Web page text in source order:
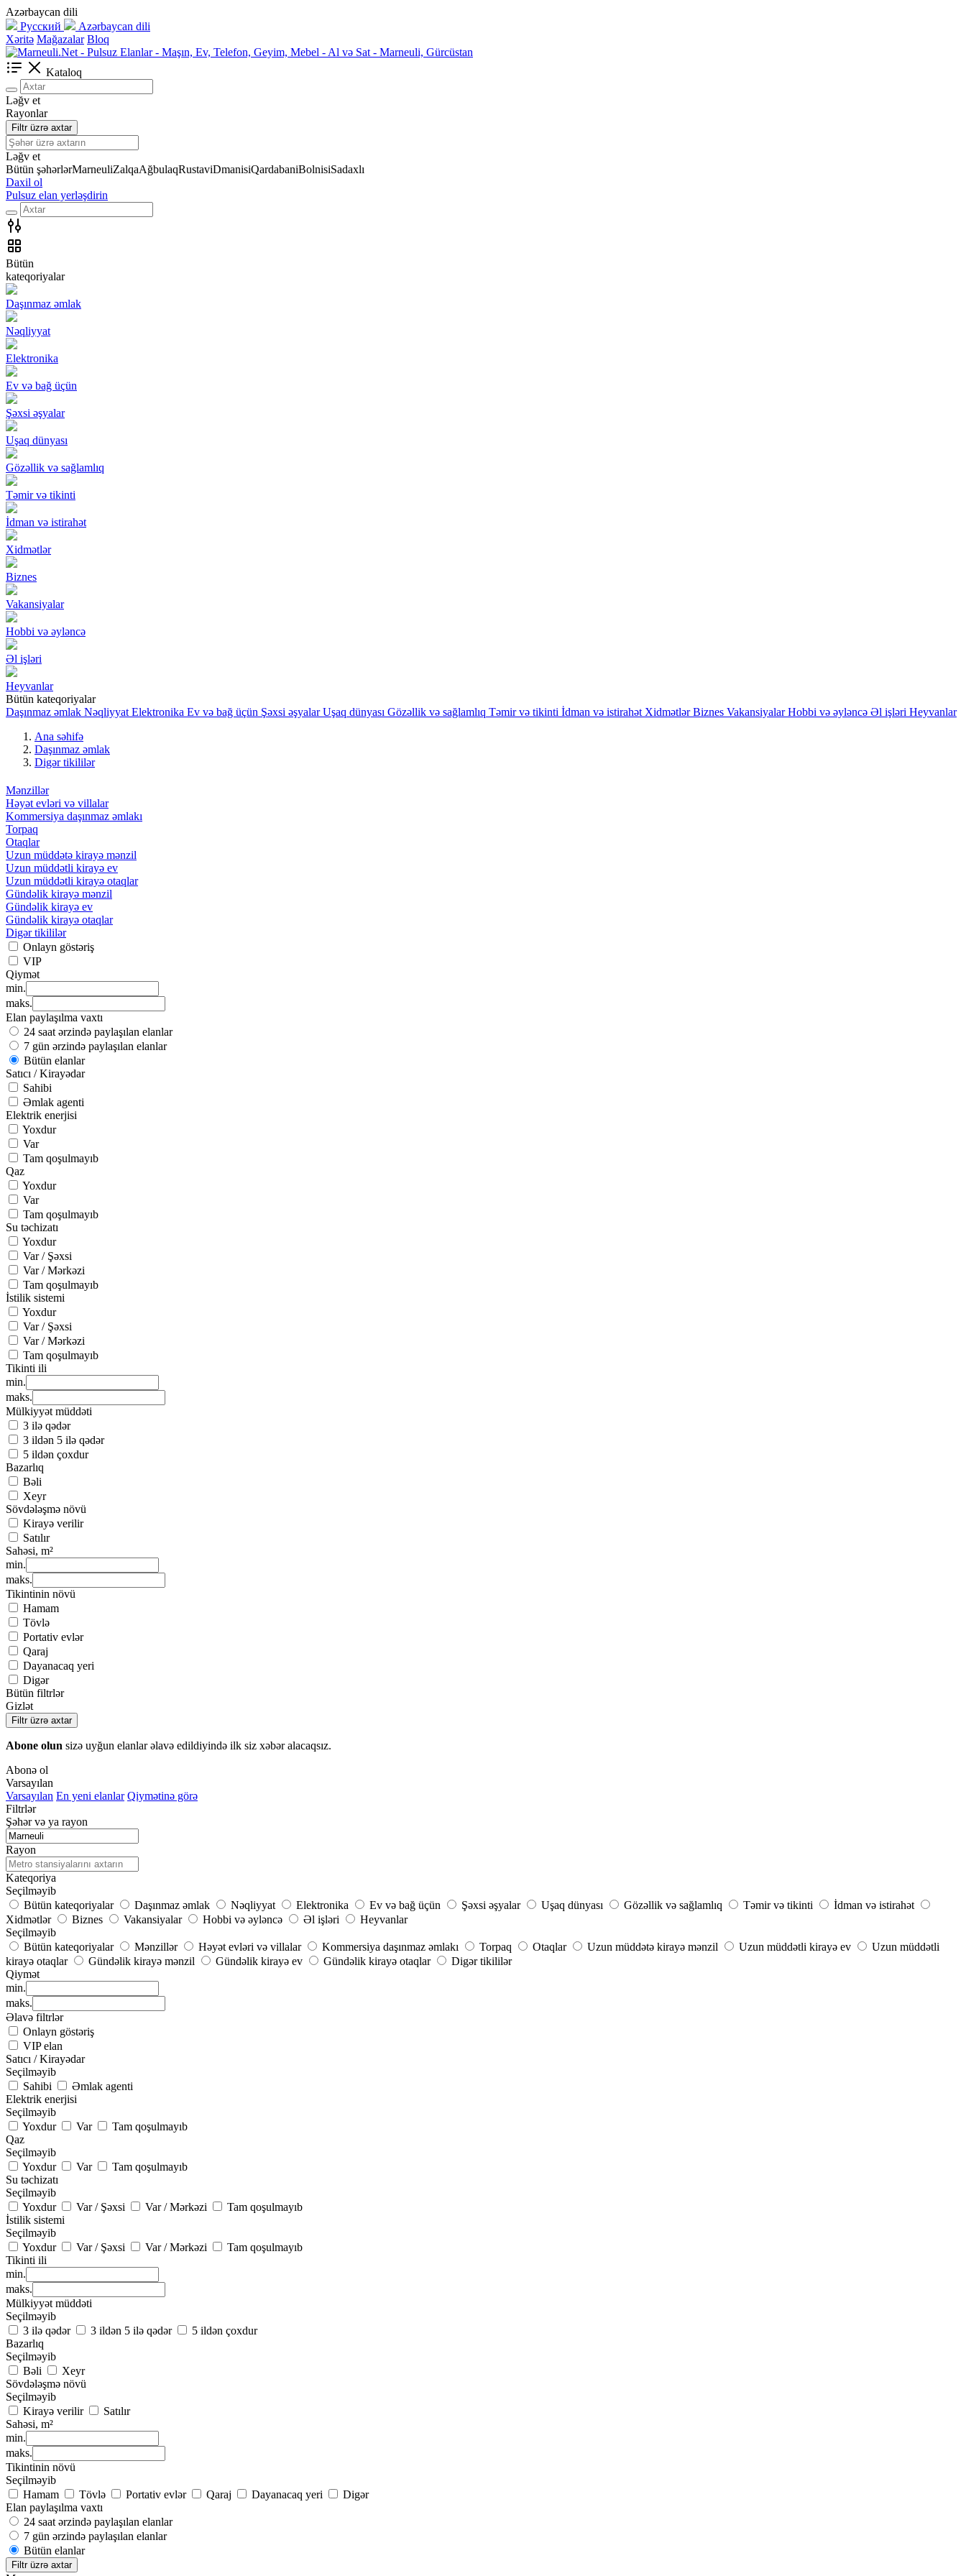
Azərbaycan dili
Русский
Azərbaycan dili
Xəritə Mağazalar Bloq
Kataloq
Ləğv et
Rayonlar
Filtr üzrə axtar
Ləğv et
Bütün şəhərlərMarneuliZalqaAğbulaqRustaviDmanisiQardabaniBolnisiSadaxlı
Daxil ol
Pulsuz elan yerləşdirin
Bütün
kateqoriyalar
Daşınmaz əmlak
Nəqliyyat
Elektronika
Ev və bağ üçün
Şəxsi əşyalar
Uşaq dünyası
Gözəllik və sağlamlıq
Təmir və tikinti
İdman və istirahət
Xidmətlər
Biznes
Vakansiyalar
Hobbi və əyləncə
Əl işləri
Heyvanlar
Bütün kateqoriyalar
Daşınmaz əmlak Nəqliyyat Elektronika Ev və bağ üçün Şəxsi əşyalar Uşaq dünyası Gözəllik və sağlamlıq Təmir və tikinti İdman və istirahət Xidmətlər Biznes Vakansiyalar Hobbi və əyləncə Əl işləri Heyvanlar
Ana səhifə
Daşınmaz əmlak
Digər tikililər
Mənzillər
Həyət evləri və villalar
Kommersiya daşınmaz əmlakı
Torpaq
Otaqlar
Uzun müddətə kirayə mənzil
Uzun müddətli kirayə ev
Uzun müddətli kirayə otaqlar
Gündəlik kirayə mənzil
Gündəlik kirayə ev
Gündəlik kirayə otaqlar
Digər tikililər
Onlayn göstəriş
VIP
Qiymət
min.
maks.
Elan paylaşılma vaxtı
24 saat ərzində paylaşılan elanlar
7 gün ərzində paylaşılan elanlar
Bütün elanlar
Satıcı / Kirayədar
Sahibi
Əmlak agenti
Elektrik enerjisi
Yoxdur
Var
Tam qoşulmayıb
Qaz
Yoxdur
Var
Tam qoşulmayıb
Su təchizatı
Yoxdur
Var / Şəxsi
Var / Mərkəzi
Tam qoşulmayıb
İstilik sistemi
Yoxdur
Var / Şəxsi
Var / Mərkəzi
Tam qoşulmayıb
Tikinti ili
min.
maks.
Mülkiyyət müddəti
3 ilə qədər
3 ildən 5 ilə qədər
5 ildən çoxdur
Bazarlıq
Bəli
Xeyr
Sövdələşmə növü
Kirayə verilir
Satılır
Sahəsi, m²
min.
maks.
Tikintinin növü
Hamam
Tövlə
Portativ evlər
Qaraj
Dayanacaq yeri
Digər
Bütün filtrlər
Gizlət
Filtr üzrə axtar
Abone olun sizə uyğun elanlar əlavə edildiyində ilk siz xəbər alacaqsız.
Abonə ol
Varsayılan
Varsayılan En yeni elanlar Qiymətinə görə
Filtrlər
Şəhər və ya rayon
Rayon
Kateqoriya
Seçilməyib
Bütün kateqoriyalar
Daşınmaz əmlak Nəqliyyat Elektronika Ev və bağ üçün Şəxsi əşyalar Uşaq dünyası Gözəllik və sağlamlıq Təmir və tikinti
İdman və istirahət
Xidmətlər
Biznes Vakansiyalar Hobbi və əyləncə Əl işləri
Heyvanlar
Seçilməyib
Bütün kateqoriyalar
Mənzillər Həyət evləri və villalar Kommersiya daşınmaz əmlakı Torpaq Otaqlar Uzun müddətə kirayə mənzil Uzun müddətli kirayə ev
Uzun müddətli
kirayə otaqlar
Gündəlik kirayə mənzil Gündəlik kirayə ev Gündəlik kirayə otaqlar
Digər tikililər
Qiymət
min.
maks.
Əlavə filtrlər
Onlayn göstəriş
VIP elan
Satıcı / Kirayədar
Seçilməyib
Sahibi
Əmlak agenti
Elektrik enerjisi
Seçilməyib
Yoxdur
Var
Tam qoşulmayıb
Qaz
Seçilməyib
Yoxdur
Var
Tam qoşulmayıb
Su təchizatı
Seçilməyib
Yoxdur
Var / Şəxsi Var / Mərkəzi
Tam qoşulmayıb
İstilik sistemi
Seçilməyib
Yoxdur
Var / Şəxsi Var / Mərkəzi
Tam qoşulmayıb
Tikinti ili
min.
maks.
Mülkiyyət müddəti
Seçilməyib
3 ilə qədər
3 ildən 5 ilə qədər
5 ildən çoxdur
Bazarlıq
Seçilməyib
Bəli
Xeyr
Sövdələşmə növü
Seçilməyib
Kirayə verilir
Satılır
Sahəsi, m²
min.
maks.
Tikintinin növü
Seçilməyib
Hamam
Tövlə Portativ evlər Qaraj Dayanacaq yeri
Digər
Elan paylaşılma vaxtı
24 saat ərzində paylaşılan elanlar
7 gün ərzində paylaşılan elanlar
Bütün elanlar
Filtr üzrə axtar